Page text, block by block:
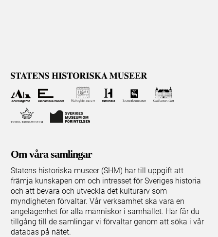
Om våra samlingar
Statens historiska museer (SHM) har till uppgift att
främja kunskapen om och intresset för Sveriges historia
och att bevara och utveckla det kulturarv som
myndigheten förvaltar. Vår verksamhet ska vara en
angelägenhet för alla människor i samhället. Här får du
tillgång till de samlingar vi förvaltar genom att söka i vår
databas på nätet.